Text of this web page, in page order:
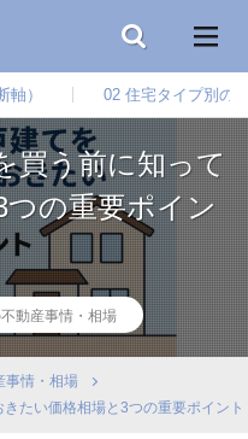
） 02 住宅タイプ別の
買う前に知って
の重要ポイン
動産事情・相場
事情・相場
たい価格相場と3つの重要ポイント